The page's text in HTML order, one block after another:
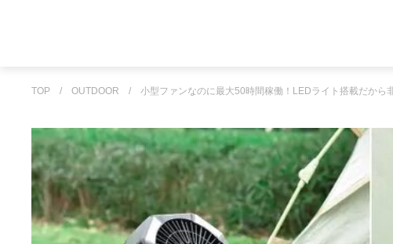
TOP / OUTDOOR / 小型ファンなのに最大50時間稼働！LEDライト搭載だから